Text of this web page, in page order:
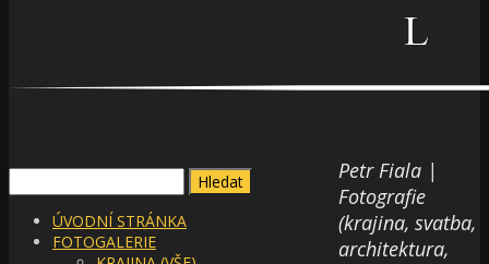
Petr Fiala |
Fotografie
(krajina, svatba,
architektura,
ÚVODNÍ STRÁNKA
FOTOGALERIE